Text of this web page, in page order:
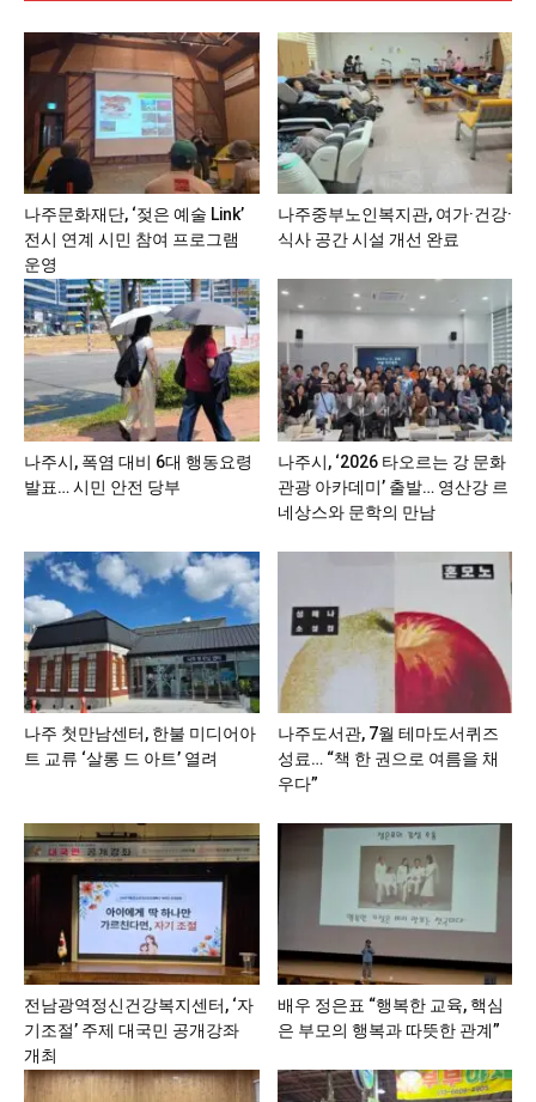
나주문화재단, ‘젖은 예술 Link’
전시 연계 시민 참여 프로그램
운영
나주중부노인복지관, 여가·건강·
식사 공간 시설 개선 완료
나주시, 폭염 대비 6대 행동요령
발표… 시민 안전 당부
나주시, ‘2026 타오르는 강 문화
관광 아카데미’ 출발… 영산강 르
네상스와 문학의 만남
나주 첫만남센터, 한불 미디어아
트 교류 ‘살롱 드 아트’ 열려
나주도서관, 7월 테마도서퀴즈
성료… “책 한 권으로 여름을 채
우다”
전남광역정신건강복지센터, ‘자
기조절’ 주제 대국민 공개강좌
개최
배우 정은표 “행복한 교육, 핵심
은 부모의 행복과 따뜻한 관계”